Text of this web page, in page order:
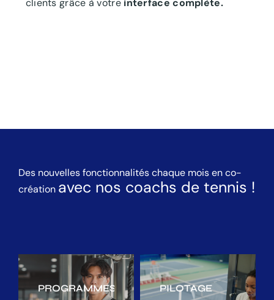
clients grâce à votre interface complète.
Des nouvelles fonctionnalités chaque mois en co-
création avec nos coachs de tennis !
PROGRAMMES
PILOTAGE